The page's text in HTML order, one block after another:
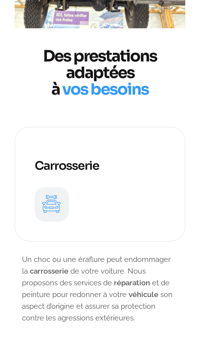
Des prestations
adaptées
àvos besoins
Carrosserie
Un choc ou une éraflure peut endommager
la carrosserie de votre voiture. Nous
proposons des services de réparation et de
peinture pour redonner à votre véhicule son
aspect d’origine et assurer sa protection
contre les agressions extérieures.